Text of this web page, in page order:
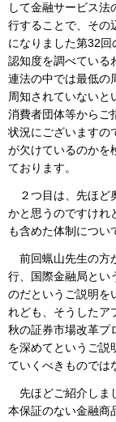
して金融サービス
行することで、その
になりました第32
認知度を調べている
連法の中では最低の
周知されていないと
消費者団体等からご
状況にございますの
が欠けているのかを
ております。
２つ目は、先ほど
かと思うのですけれ
も含めた体制につい
前回蝋山先生の方
行、国際金融局とい
のだというご説明を
れども、そうしたア
秋の証券市場改革プ
を深めてというご説
ていくべきものでは
先ほどご紹介しま
本保証のない金融商